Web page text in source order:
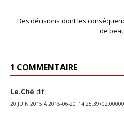
Des décisions dont les
de
1 COMMENTAIRE
Le.Ché dit :
20 JUIN 2015 À 2015-06-